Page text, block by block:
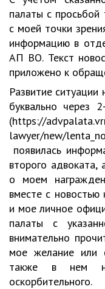
палаты с просьбой
с моей точки
информацию в
АП ВО. Текст
приложено к
Развитие
буквально через
(https://
lawyer/new/
появилась
второго
о моем
вместе с
и мое личное
палаты с
внимательно
мое желание или
также в нем
оскорбительного.